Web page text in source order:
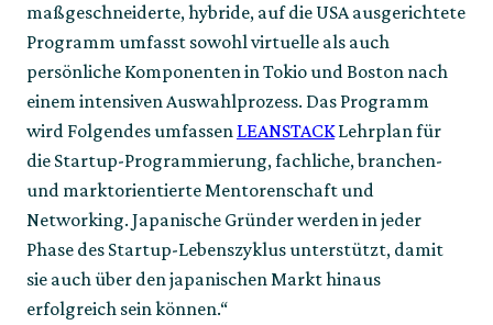
maßgeschneiderte, hybride, auf die USA ausgerichtete
Programm umfasst sowohl virtuelle als auch
persönliche Komponenten in Tokio und Boston nach
einem intensiven Auswahlprozess. Das Programm
wird Folgendes umfassen LEANSTACK Lehrplan für
die Startup-Programmierung, fachliche, branchen-
und marktorientierte Mentorenschaft und
Networking. Japanische Gründer werden in jeder
Phase des Startup-Lebenszyklus unterstützt, damit
sie auch über den japanischen Markt hinaus
erfolgreich sein können.“